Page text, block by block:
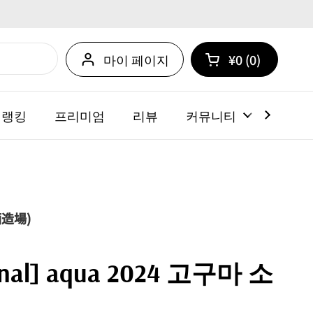
마이 페이지 카트 열기
쇼핑 카트 총계:
¥0 0
카트 내에 제품
킹 프리미엄 리뷰 커뮤니티
場)
aqua 2024 고구마 소